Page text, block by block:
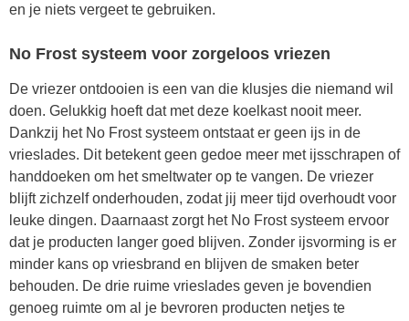
en je niets vergeet te gebruiken.
No Frost systeem voor zorgeloos vriezen
De vriezer ontdooien is een van die klusjes die niemand wil
doen. Gelukkig hoeft dat met deze koelkast nooit meer.
Dankzij het No Frost systeem ontstaat er geen ijs in de
vrieslades. Dit betekent geen gedoe meer met ijsschrapen of
handdoeken om het smeltwater op te vangen. De vriezer
blijft zichzelf onderhouden, zodat jij meer tijd overhoudt voor
leuke dingen. Daarnaast zorgt het No Frost systeem ervoor
dat je producten langer goed blijven. Zonder ijsvorming is er
minder kans op vriesbrand en blijven de smaken beter
behouden. De drie ruime vrieslades geven je bovendien
genoeg ruimte om al je bevroren producten netjes te